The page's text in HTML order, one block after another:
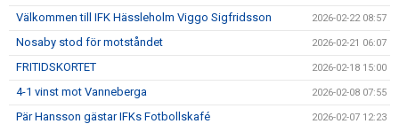
Välkommen till IFK Hässleholm Viggo Sigfridsson 2026-02-22 08:57
Nosaby stod för motståndet 2026-02-21 06:07
FRITIDSKORTET 2026-02-18 15:00
4-1 vinst mot Vanneberga 2026-02-08 07:55
Pär Hansson gästar IFKs Fotbollskafé 2026-02-07 12:23